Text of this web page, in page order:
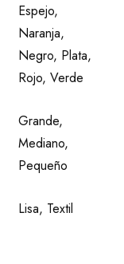
Espejo,
Naranja,
Negro, Plata,
Rojo, Verde
Grande,
Mediano,
Pequeño
Lisa, Textil